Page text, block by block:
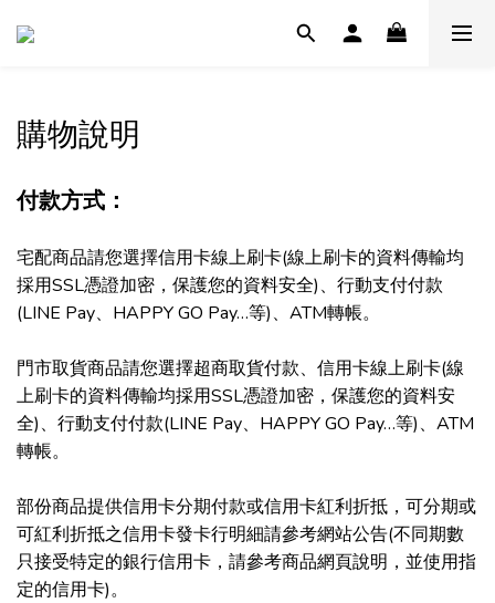
購物說明
付款方式：
宅配商品請您選擇信用卡線上刷卡(線上刷卡的資料傳輸均
採用SSL憑證加密，保護您的資料安全)、行動支付付款
(LINE Pay、HAPPY GO Pay…等)、ATM轉帳。
門市取貨商品請您選擇超商取貨付款、信用卡線上刷卡(線
上刷卡的資料傳輸均採用SSL憑證加密，保護您的資料安
全)、行動支付付款(LINE Pay、HAPPY GO Pay…等)、ATM
轉帳。
部份商品提供信用卡分期付款或信用卡紅利折抵，可分期或
可紅利折抵之信用卡發卡行明細請參考網站公告(不同期數
只接受特定的銀行信用卡，請參考商品網頁說明，並使用指
定的信用卡)。